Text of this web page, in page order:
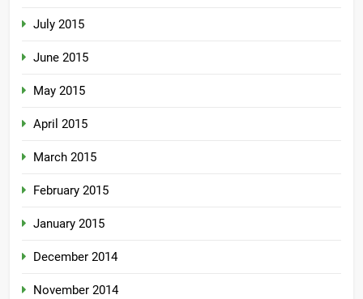
July 2015
June 2015
May 2015
April 2015
March 2015
February 2015
January 2015
December 2014
November 2014